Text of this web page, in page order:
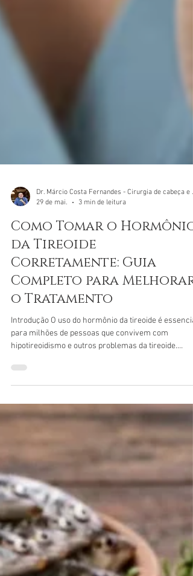
Dr. Márcio Costa Fernandes - Cirurgia de cabeça e pescoço.
29 de mai.
3 min de leitura
Como Tomar o Hormônio
da Tireoide
Corretamente: Guia
o Tratamento
Introdução O uso do hormônio da tireoide é essencial
para milhões de pessoas que convivem com
Porém, muitas dúvidas surgem sobre o horário ideal,
que podem prejudicar o tratamento. Neste guia
completo, você vai aprender como tomar o
da tireoide corretamente, quais cuidados são
medicamento. O Que é o Hormônio da Tireoide? C